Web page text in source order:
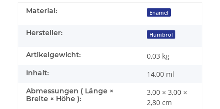
Material: Enamel
Hersteller: Humbrol
Artikelgewicht: 0,03 kg
Inhalt: 14,00 ml
Abmessungen ( Länge ×
Breite × Höhe ):
3,00 × 3,00 ×
2,80 cm